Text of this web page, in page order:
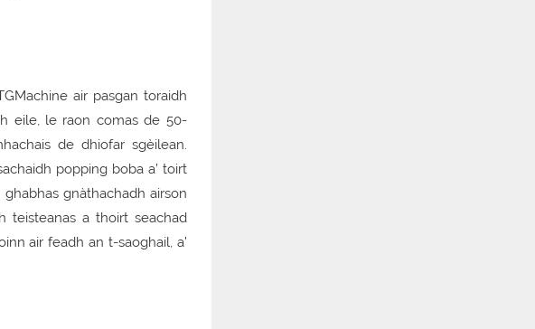
air pasgan toraidh
eile, le raon comas de 50-
de dhiofar sgèilean.
popping boba a’ toirt
gnàthachadh airson
teisteanas a thoirt seachad
air feadh an t-saoghail, a’